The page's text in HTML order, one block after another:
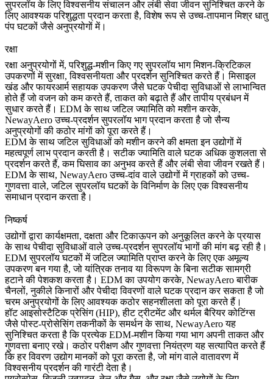
सुपरलॉय के लिए विश्वसनीय संचालन और लंबी सेवा जीवन सुनिश्चित करने के
लिए आवश्यक परिशुद्धता प्रदान करता है, विशेष रूप सेउच्च-तापमान मिश्र धातु
पंप घटकोंजैसे अनुप्रयोगों में।
रक्षा
रक्षा अनुप्रयोगोंमें, परिशुद्ध-मशीन किए गए सुपरलॉय भाग मिशन-क्रिटिकल
उपकरणों में सुरक्षा, विश्वसनीयता और प्रदर्शन सुनिश्चित करते हैं।मिसाइल
खंड और फायरआर्म सहायक उपकरण जैसे घटक पेचीदा सुविधाओं से लाभान्वित
होते हैं जो वजन को कम करते हैं, ताकत को बढ़ाते हैं और तापीय प्रबंधन में
सुधार करते हैं। EDM के साथ जटिल ज्यामिति को मशीन करके,
NewayAero उच्च-प्रदर्शन सुपरलॉय भाग प्रदान करता है जो सैन्य
अनुप्रयोगों की कठोर मांगों को पूरा करते हैं।
EDM के साथ जटिल सुविधाओं को मशीन करने की क्षमता इन उद्योगों में
महत्वपूर्ण लाभ प्रदान करती है। सटीक ज्यामिति वाले घटक अधिक कुशलता से
प्रदर्शन करते हैं, कम घिसाव का अनुभव करते हैं और लंबी सेवा जीवन रखते हैं।
EDM के साथ, NewayAero उच्च-दांव वाले उद्योगों में ग्राहकों को उच्च-
गुणवत्ता वाले, जटिल सुपरलॉय घटकों के विनिर्माण के लिए एक विश्वसनीय
समाधान प्रदान करता है।
निष्कर्ष
उद्योगों द्वारा कार्यक्षमता, दक्षता और टिकाऊपन को अनुकूलित करने के प्रयास
के साथ पेचीदा सुविधाओं वाले उच्च-प्रदर्शन सुपरलॉय भागों की मांग बढ़ रही है।
EDM सुपरलॉय घटकों में जटिल ज्यामिति प्राप्त करने के लिए एक अमूल्य
उपकरण बन गया है, जो यांत्रिक तनाव या विरूपण के बिना सटीक सामग्री
हटाने की पेशकश करता है। EDM का उपयोग करके, NewayAero बारीक
चैनलों, नुकीले किनारों और पेचीदा विवरणों वाले घटक प्रदान कर सकता है जो
चरम अनुप्रयोगों के लिए आवश्यक कठोर सहनशीलता को पूरा करते हैं।
हॉट आइसोस्टैटिक प्रेसिंग (HIP), हीट ट्रीटमेंट और थर्मल बैरियर कोटिंग्स
जैसे पोस्ट-प्रोसेसिंग तकनीकों के समर्थन के साथ, NewayAero यह
सुनिश्चित करता है कि प्रत्येक EDM-मशीन किया गया भाग अपनी ताकत और
गुणवत्ता बनाए रखे। कठोर परीक्षण और गुणवत्ता नियंत्रण यह सत्यापित करते हैं
कि हर विवरण उद्योग मानकों को पूरा करता है, जो मांग वाले वातावरण में
विश्वसनीय प्रदर्शन की गारंटी देता है।